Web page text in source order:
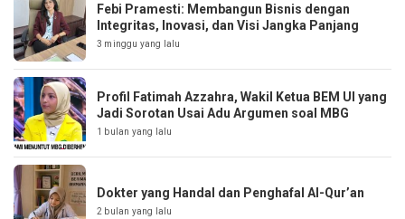
Febi Pramesti: Membangun Bisnis dengan
Integritas, Inovasi, dan Visi Jangka Panjang
3 minggu yang lalu
Profil Fatimah Azzahra, Wakil Ketua BEM UI yang
Jadi Sorotan Usai Adu Argumen soal MBG
1 bulan yang lalu
Dokter yang Handal dan Penghafal Al-Qur’an
2 bulan yang lalu